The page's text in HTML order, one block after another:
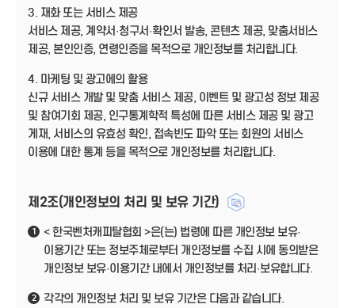
3. 재화 또는 서비스 제공
서비스 제공, 계약서·청구서·확인서 발송, 콘텐츠 제공, 맞춤서비스
제공, 본인인증, 연령인증을 목적으로 개인정보를 처리합니다.
4. 마케팅 및 광고에의 활용
신규 서비스 개발 및 맞춤 서비스 제공, 이벤트 및 광고성 정보 제공
및 참여기회 제공, 인구통계학적 특성에 따른 서비스 제공 및 광고
게재, 서비스의 유효성 확인, 접속빈도 파악 또는 회원의 서비스
이용에 대한 통계 등을 목적으로 개인정보를 처리합니다.
제2조(개인정보의 처리 및 보유 기간)
1
< 한국벤처캐피탈협회 >은(는) 법령에 따른 개인정보 보유·
이용기간 또는 정보주체로부터 개인정보를 수집 시에 동의받은
개인정보 보유·이용기간 내에서 개인정보를 처리·보유합니다.
2
각각의 개인정보 처리 및 보유 기간은 다음과 같습니다.